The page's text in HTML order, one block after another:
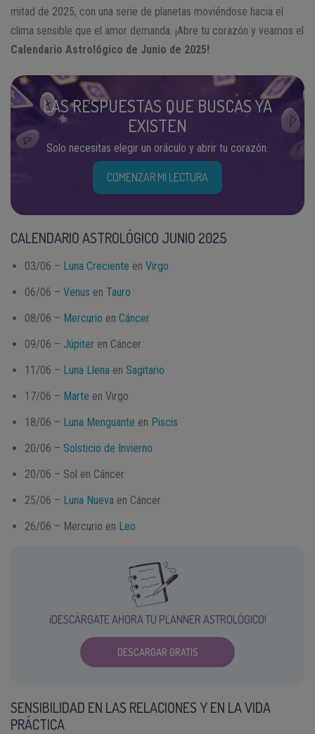
mitad de 2025, con una serie de planetas moviéndose hacia el
clima sensible que el amor demanda. ¡Abre tu corazón y veamos el
Calendario Astrológico de Junio de 2025!
LAS RESPUESTAS QUE BUSCAS YA
EXISTEN
Solo necesitas elegir un oráculo y abrir tu corazón.
COMENZAR MI LECTURA
CALENDARIO ASTROLÓGICO JUNIO 2025
03/06 – Luna Creciente en Virgo
06/06 – Venus en Tauro
08/06 – Mercurio en Cáncer
09/06 – Júpiter en Cáncer
11/06 – Luna Llena en Sagitario
17/06 – Marte en Virgo
18/06 – Luna Menguante en Piscis
20/06 – Solsticio de Invierno
20/06 – Sol en Cáncer
25/06 – Luna Nueva en Cáncer
26/06 – Mercurio en Leo
¡DESCÁRGATE AHORA TU PLANNER ASTROLÓGICO!
DESCARGAR GRATIS
SENSIBILIDAD EN LAS RELACIONES Y EN LA VIDA
PRÁCTICA